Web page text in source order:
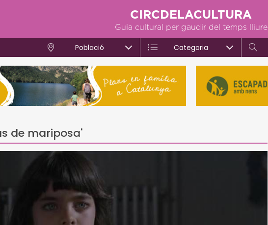
CIRCDELACULTURA
Guia cultural per gaudir del temps lliure
Població Categoria
de mariposa'